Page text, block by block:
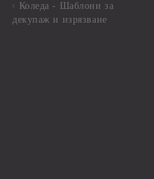
Коледа - Шаблони за
декупаж и изрязване